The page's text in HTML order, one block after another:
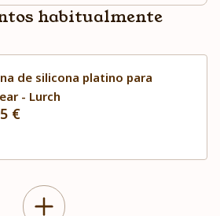
habitualmente
de silicona platino para
- Lurch
€